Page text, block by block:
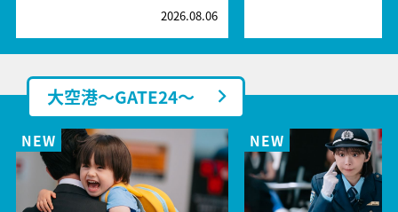
2026.08.06
大空港～GATE24～